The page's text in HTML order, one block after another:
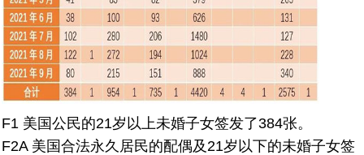
F1 美国公民的21岁以上未婚子女签发了384张。
F2A 美国合法永久居民的配偶及21岁以下的未婚子女签